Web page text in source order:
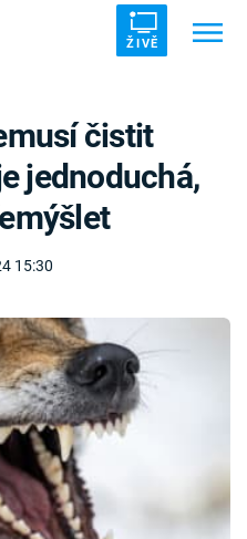
ŽIVĚ
15:30
čistit
jednoduchá,